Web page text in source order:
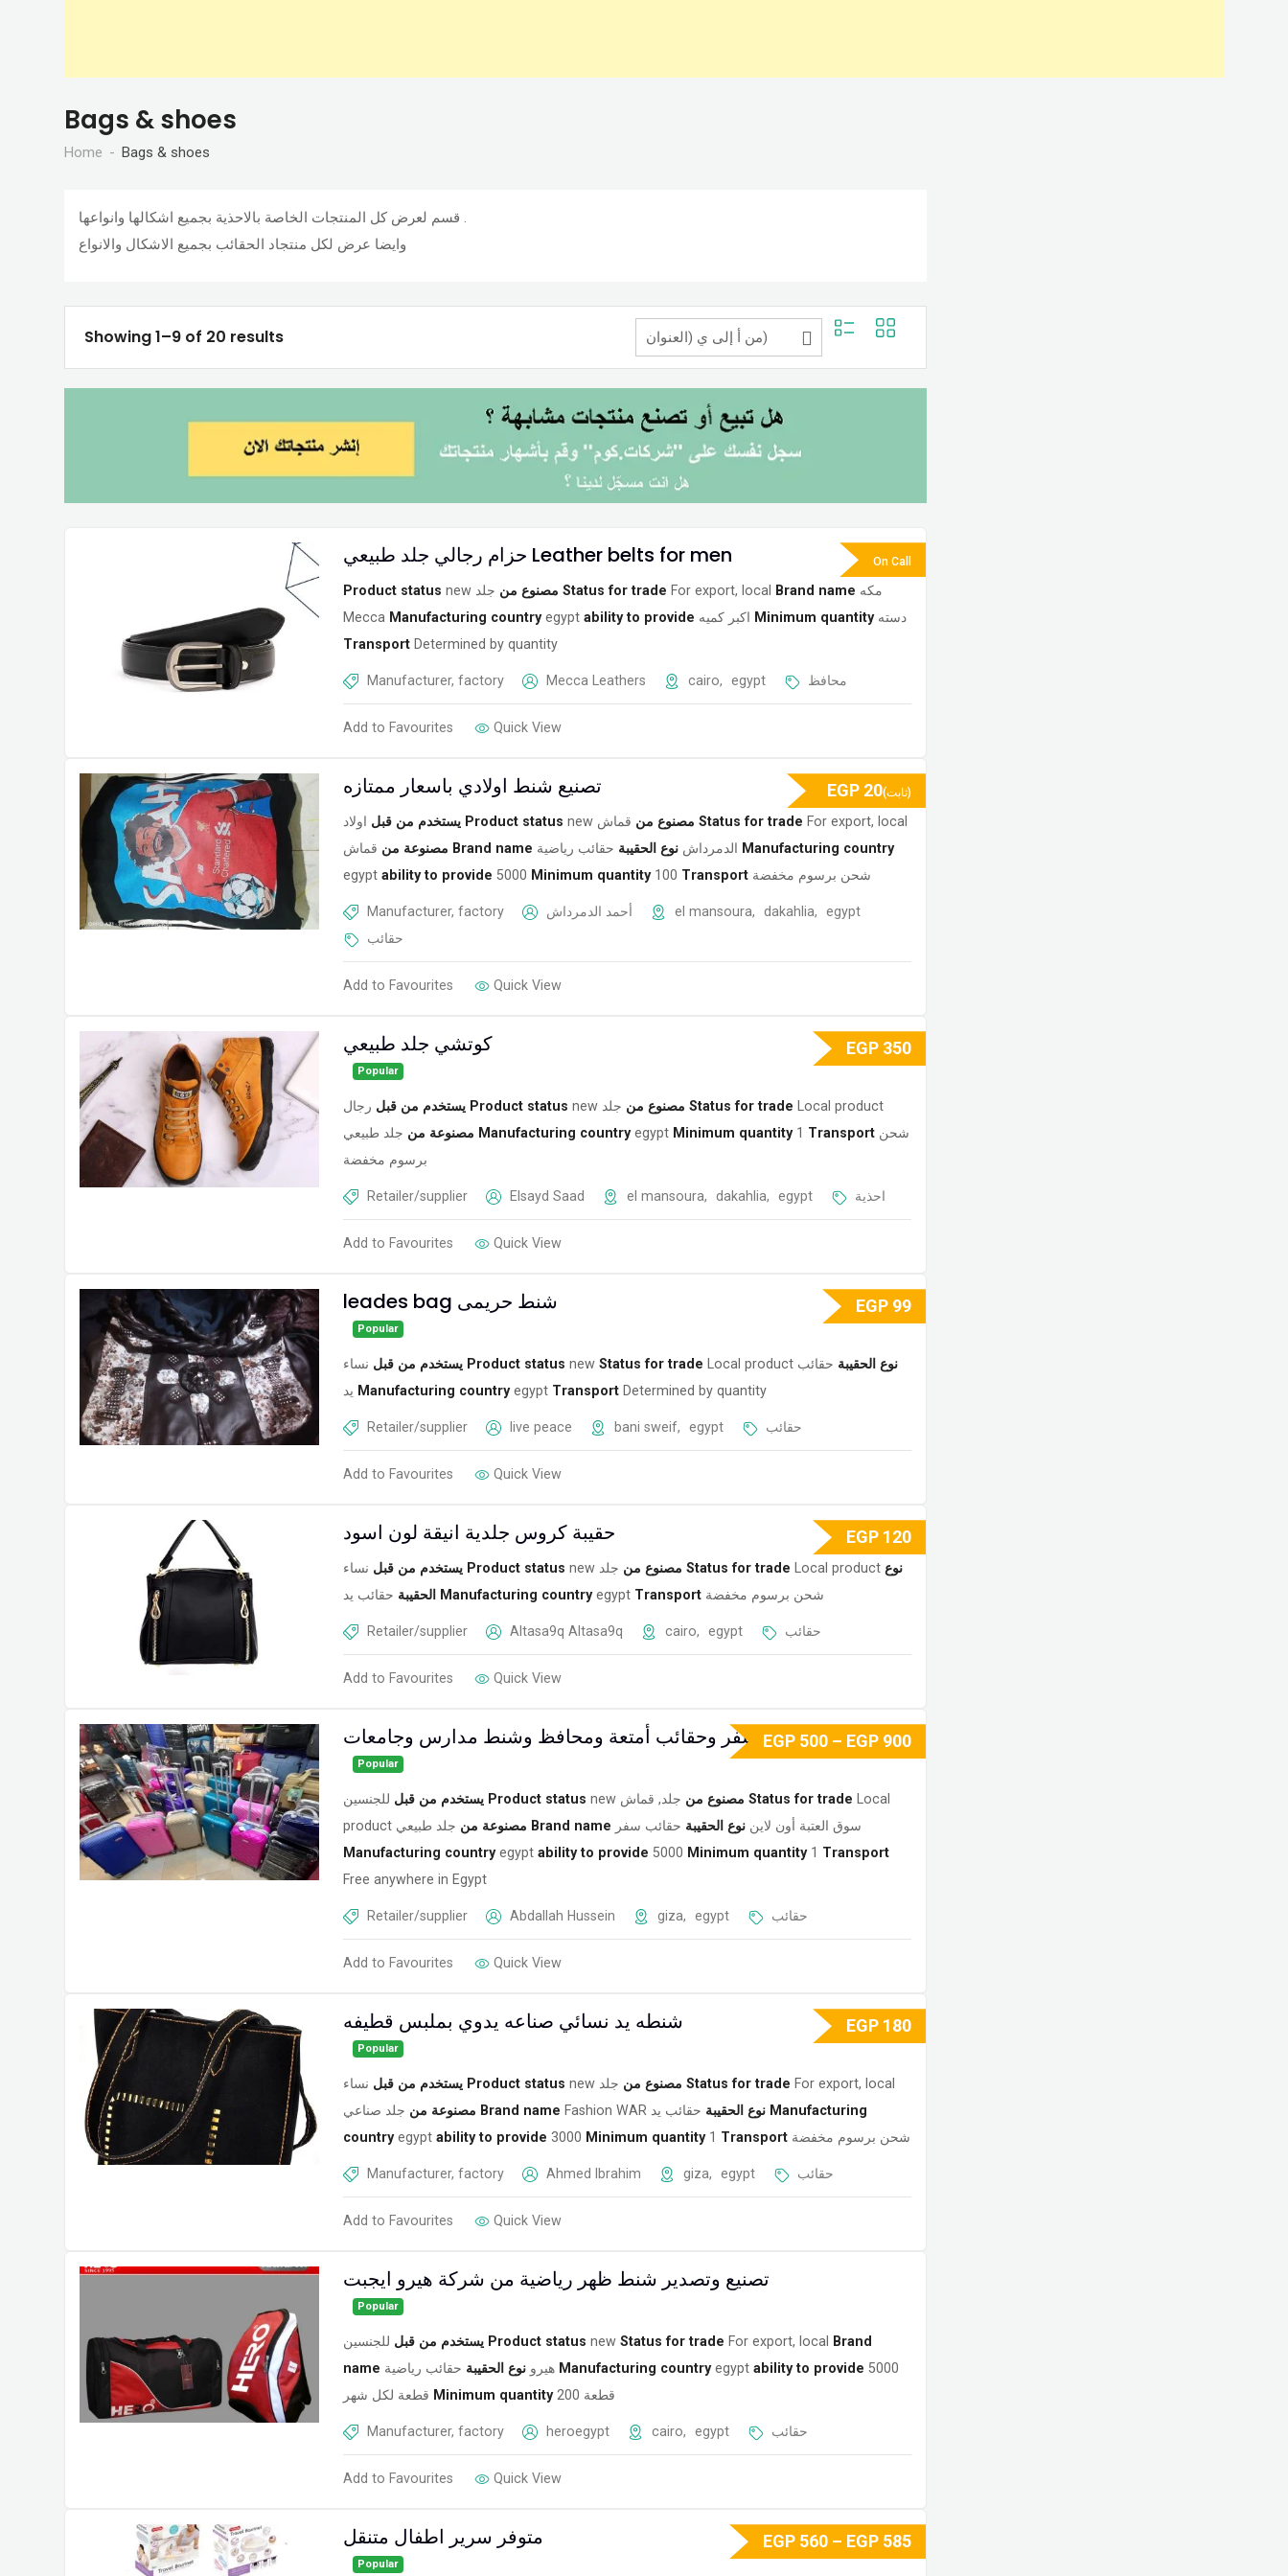
Bags & shoes
Home Bags & shoes
قسم لعرض كل المنتجات الخاصة بالاحذية بجميع اشكالها وانواعها .
وايضا عرض لكل منتجاد الحقائب بجميع الاشكال والانواع
Showing 1–9 of 20 results
حزام رجالي جلد طبيعي Leather belts for men
Product status new مصنوع من جلد Status for trade For export, local Brand name مكه
Mecca Manufacturing country egypt ability to provide اكبر كميه Minimum quantity دسته
Transport Determined by quantity
Manufacturer, factory Mecca Leathers cairo, egypt محافظ
Add to Favourites Quick View
On Call
تصنيع شنط اولادي باسعار ممتازه
يستخدم من قبل اولاد Product status new مصنوع من قماش Status for trade For export, local
مصنوعة من قماش Brand name الدمرداش نوع الحقيبة حقائب رياضية
Manufacturing country
egypt ability to provide 5000 Minimum quantity 100 Transport شحن برسوم مخفضة
Manufacturer, factory أحمد الدمرداش el mansoura, dakahlia,
egypt
حقائب
Add to Favourites Quick View
EGP 20 (ثابت)
كوتشي جلد طبيعي
Popular
يستخدم من قبل رجال Product status new مصنوع من جلد Status for trade
Local product
مصنوعة من جلد طبيعي Manufacturing country egypt Minimum quantity 1 Transport شحن
برسوم مخفضة
Retailer/supplier Elsayd Saad el mansoura, dakahlia, egypt احذية
Add to Favourites Quick View
EGP 350
leades bag شنط حريمى
Popular
يستخدم من قبل نساء Product status new Status for trade Local product نوع الحقيبة حقائب
يد Manufacturing country egypt Transport Determined by quantity
Retailer/supplier live peace bani sweif, egypt حقائب
Add to Favourites Quick View
EGP 99
حقيبة كروس جلدية انيقة لون اسود
يستخدم من قبل نساء Product status new مصنوع من جلد Status for trade Local product نوع
الحقيبة حقائب يد Manufacturing country egypt Transport شحن برسوم مخفضة
Retailer/supplier Altasa9q Altasa9q cairo, egypt حقائب
Add to Favourites Quick View
EGP 120
شنط سفر وحقائب أمتعة ومحافظ وشنط مدارس وجامعات
Popular
يستخدم من قبل للجنسين Product status new مصنوع من جلد, قماش Status for trade
Local
product
مصنوعة من جلد طبيعي Brand name سوق العتبة أون لاين نوع الحقيبة حقائب سفر
Manufacturing country egypt ability to provide 5000 Minimum quantity 1 Transport
Free anywhere in Egypt
Retailer/supplier ‪Abdallah Hussein‬‏ giza, egypt حقائب
Add to Favourites Quick View
EGP 500 – EGP 900
شنطه يد نسائي صناعه يدوي بملبس قطيفه
Popular
يستخدم من قبل نساء Product status new مصنوع من جلد Status for trade For export, local
مصنوعة من جلد صناعي Brand name Fashion WAR نوع الحقيبة حقائب يد
Manufacturing
country egypt ability to provide 3000 Minimum quantity 1 Transport شحن برسوم مخفضة
Manufacturer, factory Ahmed Ibrahim giza, egypt حقائب
Add to Favourites Quick View
EGP 180
تصنيع وتصدير شنط ظهر رياضية من شركة هيرو ايجبت
Popular
يستخدم من قبل للجنسين Product status new Status for trade For export, local
Brand
name
هيرو نوع الحقيبة حقائب رياضية Manufacturing country egypt ability to provide 5000
قطعة لكل شهر Minimum quantity 200 قطعة
Manufacturer, factory heroegypt cairo, egypt حقائب
Add to Favourites Quick View
متوفر سرير اطفال متنقل
Popular
EGP 560 – EGP 585